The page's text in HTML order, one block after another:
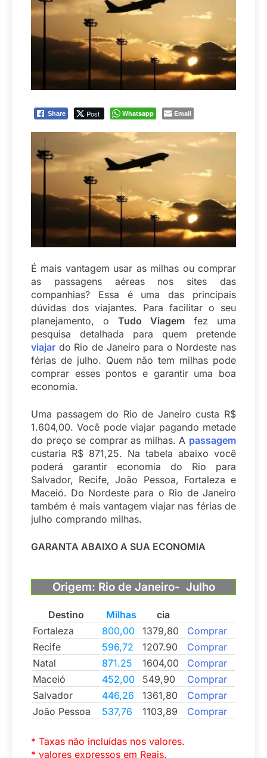
Share Post Whatsapp Email
É mais vantagem usar as milhas ou comprar
as passagens aéreas nos sites das
companhias? Essa é uma das principais
dúvidas dos viajantes. Para facilitar o seu
planejamento, o Tudo Viagem fez uma
pesquisa detalhada para quem pretende
viajar do Rio de Janeiro para o Nordeste nas
férias de julho. Quem não tem milhas pode
comprar esses pontos e garantir uma boa
economia.
Uma passagem do Rio de Janeiro custa R$
1.604,00. Você pode viajar pagando metade
do preço se comprar as milhas. A passagem
custaria R$ 871,25. Na tabela abaixo você
poderá garantir economia do Rio para
Salvador, Recife, João Pessoa, Fortaleza e
Maceió. Do Nordeste para o Rio de Janeiro
também é mais vantagem viajar nas férias de
julho comprando milhas.
GARANTA ABAIXO A SUA ECONOMIA
Origem: Rio de Janeiro- Julho
Destino Milhas
cia
Fortaleza
800,00 1379,80
Comprar
Recife
596,72 1207.90
Comprar
Natal
871.25 1604,00
Comprar
Maceió
452,00 549,90
Comprar
Salvador
446,26 1361,80
Comprar
João Pessoa
537,76 1103,89 Comprar
* Taxas não incluídas nos valores.
* valores expressos em Reais.